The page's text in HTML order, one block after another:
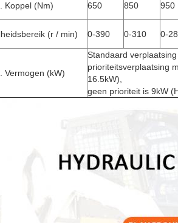
Koppel (Nm) 650 850 950
(r / min) 0-390 0-310 0-
Vermogen (kW)
Standaard
prioriteitsverplaatsing
16.5kW),
geen prioriteit is 9kW